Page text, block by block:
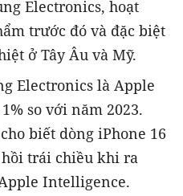
Electronics, hoạt
trước đó và đặc biệt
ở Tây Âu và Mỹ.
Electronics là Apple
so với năm 2023.
biết dòng iPhone 16
trái chiều khi ra
Intelligence.